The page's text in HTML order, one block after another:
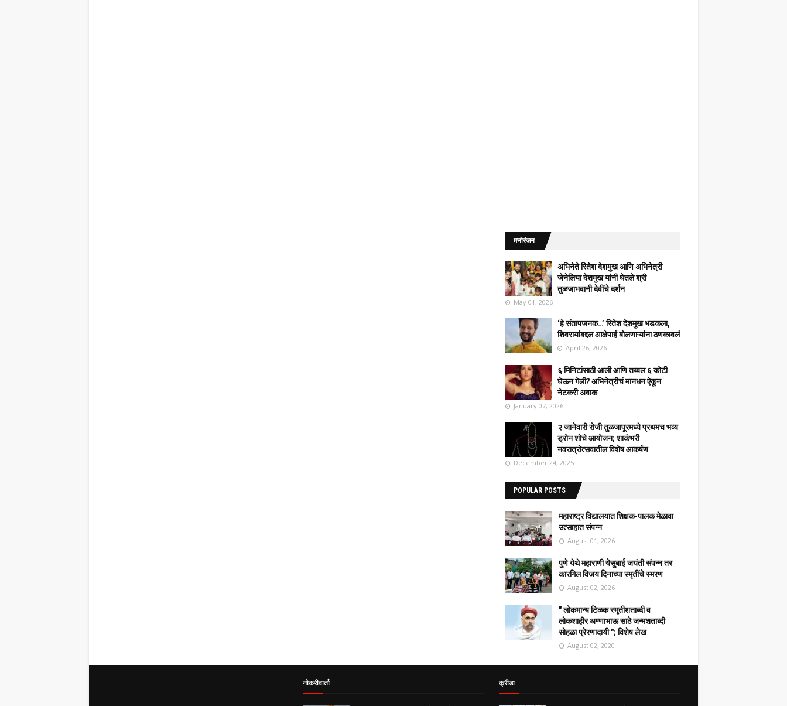
मनोरंजन
अभिनेते रितेश देशमुख आणि अभिनेत्री
जेनेलिया देशमुख यांनी घेतले श्री
तुळजाभवानी देवींचे दर्शन
May 01, 2026
‘हे संतापजनक…’ रितेश देशमुख भडकला,
शिवरायांबद्दल आक्षेपार्ह बोलणाऱ्यांना ठणकावलं
April 26, 2026
६ मिनिटांसाठी आली आणि तब्बल ६ कोटी
घेऊन गेली? अभिनेत्रीचं मानधन ऐकून
नेटकरी अवाक
January 07, 2026
२ जानेवारी रोजी तुळजापूरमध्ये प्रथमच भव्य
ड्रोन शोचे आयोजन; शाकंभरी
नवरात्रोत्सवातील विशेष आकर्षण
December 24, 2025
POPULAR POSTS
महाराष्ट्र विद्यालयात शिक्षक-पालक मेळावा
उत्साहात संपन्न
August 01, 2026
पुणे येथे महाराणी येसुबाई जयंती संपन्न तर
कारगिल विजय दिनाच्या स्मृतींचे स्मरण
August 02, 2026
" लोकमान्य टिळक स्मृतीशताब्दी व
लोकशाहीर अण्णाभाऊ साठे जन्मशताब्दी
सोहळा प्रेरणादायी "; विशेष लेख
August 02, 2020
नोकरीवार्ता क्रीडा